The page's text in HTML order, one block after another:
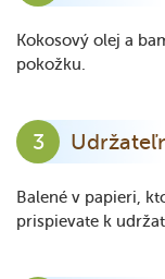
Kokosový olej a
pokožku.
Balené v papieri,
prispievate k